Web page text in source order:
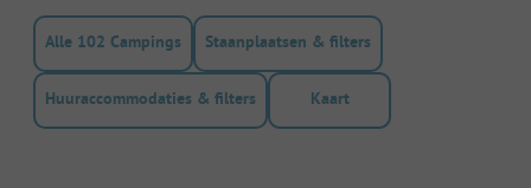
Alle 102 Campings Staanplaatsen & filters
Huuraccommodaties & filters Kaart